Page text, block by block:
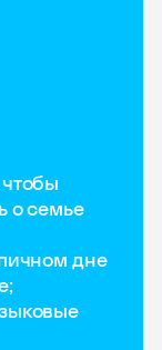
о семье
дне